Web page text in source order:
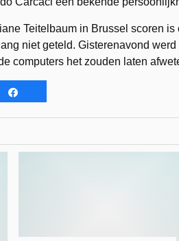
Teitelbaum in Brussel scoren
niet geteld. Gisterenavond
computers het zouden laten